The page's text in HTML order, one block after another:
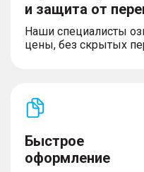
и защита от
Наши специалисты
цены, без скрытых
Быстрое
оформление